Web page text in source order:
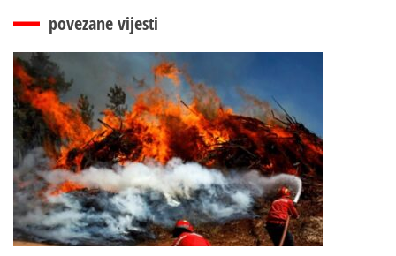
povezane vijesti